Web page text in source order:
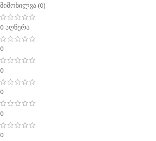
მიმოხილვა (0)
0 აღწერა
0
0
0
0
0